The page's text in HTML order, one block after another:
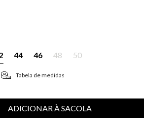
44 46 48 50
Tabela de medidas
ADICIONAR À SACOLA